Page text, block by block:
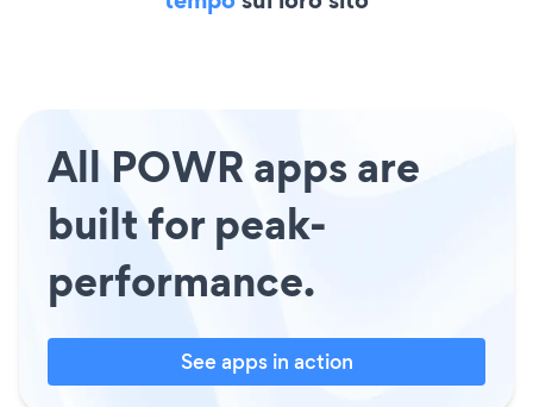
All POWR apps are
built for peak-
performance.
See apps in action